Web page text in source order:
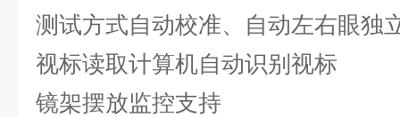
测试方式自动校准、自动左右眼独
视标读取计算机自动识别视标
镜架摆放监控支持